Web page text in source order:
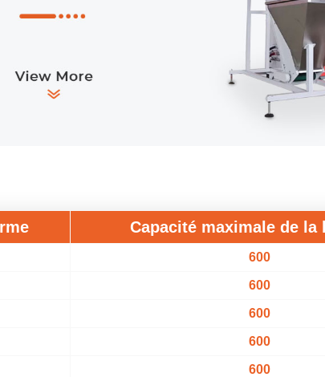
Capacité maximale de la
600
600
600
600
600